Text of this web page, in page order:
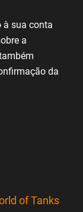
à sua conta
a
da
of Tanks